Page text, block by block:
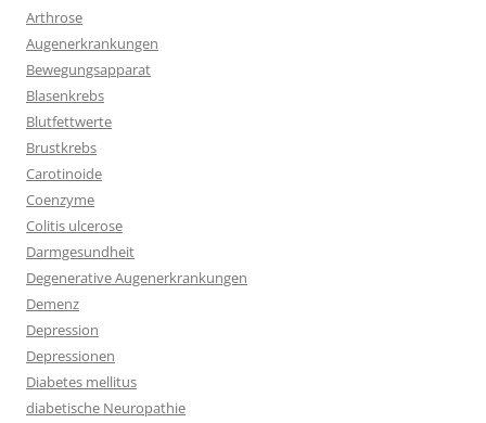
Arthrose
Augenerkrankungen
Bewegungsapparat
Blasenkrebs
Blutfettwerte
Brustkrebs
Carotinoide
Coenzyme
Colitis ulcerose
Darmgesundheit
Degenerative Augenerkrankungen
Demenz
Depression
Depressionen
Diabetes mellitus
diabetische Neuropathie